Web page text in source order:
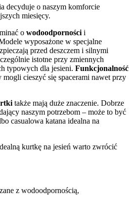
decyduje o naszym komforcie
miesięcy.
o wodoodporności i
wyposażone w specjalne
przed deszczem i silnymi
istotne przy zmiennych
typowych dla jesieni. Funkcjonalność
cieszyć się spacerami nawet przy
także mają duże znaczenie. Dobrze
naszym potrzebom – może to być
casualowa katana idealna na
kurtkę na jesień warto zwrócić
z wodoodpornością,